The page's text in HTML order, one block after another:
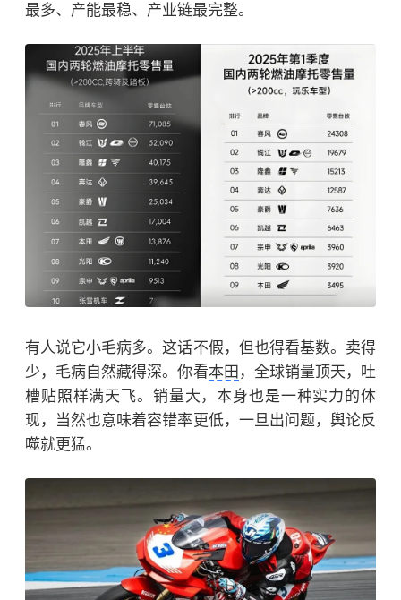
最多、产能最稳、产业链最完整。
有人说它小毛病多。这话不假，但也得看基数。卖得
少，毛病自然藏得深。你看本田 ，全球销量顶天，吐
槽贴照样满天飞。销量大，本身也是一种实力的体
现，当然也意味着容错率更低，一旦出问题，舆论反
噬就更猛。